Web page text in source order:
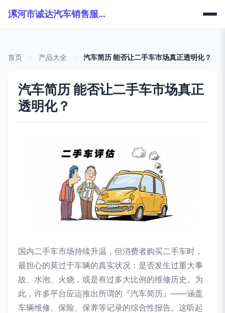
漯河市诚达汽车销售服务有限公司
首页 产品大全 汽车简历 能否让二手车市场真正透明化？
汽车简历 能否让二手车市场真正
透明化？
国内二手车市场持续升温，但消费者购买二手车时，
最担心的莫过于车辆的真实状况：是否发生过重大事
故、水泡、火烧，或是有过多大比例的维修历史。为
此，许多平台应运推出所谓的『汽车简历』——涵盖
车辆维修、保险、保养等记录的综合性报告。这听起